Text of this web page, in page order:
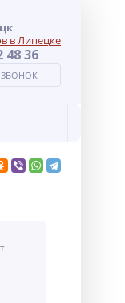
в Липецке
48 36
ЗВОНОК